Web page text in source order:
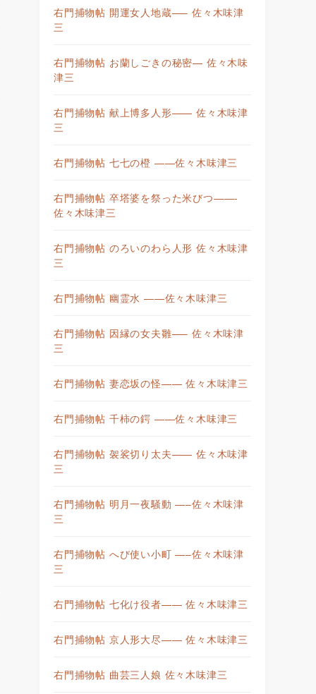
右門捕物帖 開運女人地蔵—– 佐々木味津
三
右門捕物帖 お蘭しごきの秘密— 佐々木味
津三
右門捕物帖 献上博多人形—— 佐々木味津
三
右門捕物帖 七七の橙 ——佐々木味津三
右門捕物帖 卒塔婆を祭った米びつ——-
佐々木味津三
右門捕物帖 のろいのわら人形 佐々木味津
三
右門捕物帖 幽霊水 ——佐々木味津三
右門捕物帖 因縁の女夫雛—– 佐々木味津
三
右門捕物帖 妻恋坂の怪—— 佐々木味津三
右門捕物帖 千柿の鍔 ——佐々木味津三
右門捕物帖 袈裟切り太夫—— 佐々木味津
三
右門捕物帖 明月一夜騒動 —–佐々木味津
三
右門捕物帖 へび使い小町 —–佐々木味津
三
右門捕物帖 七化け役者—— 佐々木味津三
右門捕物帖 京人形大尽—— 佐々木味津三
右門捕物帖 曲芸三人娘 佐々木味津三